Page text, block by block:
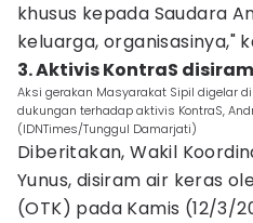
khusus kepada Saudara
keluarga, organisasinya,"
3. Aktivis KontraS
Aksi gerakan Masyarakat Sipil digelar
dukungan terhadap aktivis KontraS,
(IDNTimes/Tunggul Damarjati)
Diberitakan, Wakil
Yunus, disiram air keras
(OTK) pada Kamis (12/3/